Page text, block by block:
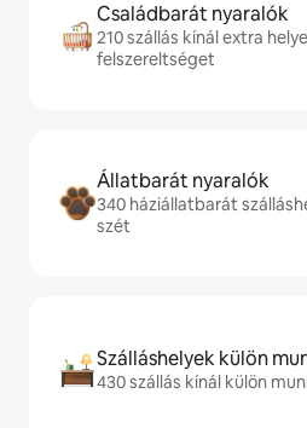
Családbarát nyaralók
210 szállás kínál extra
felszereltséget
Állatbarát nyaralók
340 háziállatbarát
szét
Szálláshelyek külön
430 szállás kínál külön